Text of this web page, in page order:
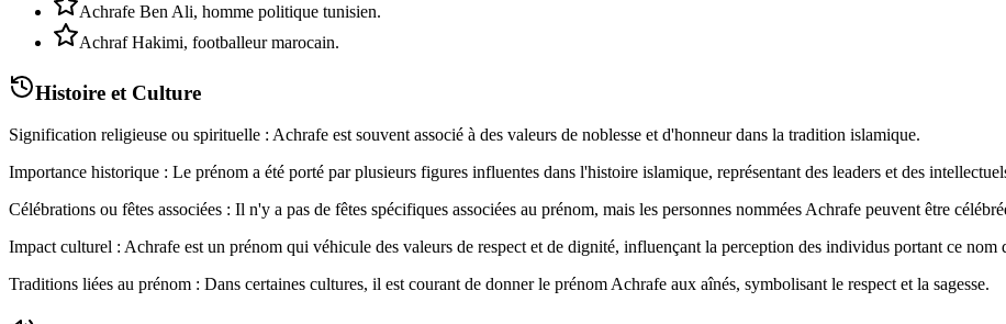
Achrafe Ben Ali, homme politique tunisien.
Achraf Hakimi, footballeur marocain.
Histoire et Culture
Signification religieuse ou spirituelle : Achrafe est souvent associé à des valeurs de noblesse et d'honneur dans la tradition islamique.
Importance historique : Le prénom a été porté par plusieurs figures influentes dans l'histoire islamique, représentant des leaders et des
Célébrations ou fêtes associées : Il n'y a pas de fêtes spécifiques associées au prénom, mais les personnes nommées Achrafe peuvent être
Impact culturel : Achrafe est un prénom qui véhicule des valeurs de respect et de dignité, influençant la perception des individus portant ce nom
Traditions liées au prénom : Dans certaines cultures, il est courant de donner le prénom Achrafe aux aînés, symbolisant le respect et la sagesse.